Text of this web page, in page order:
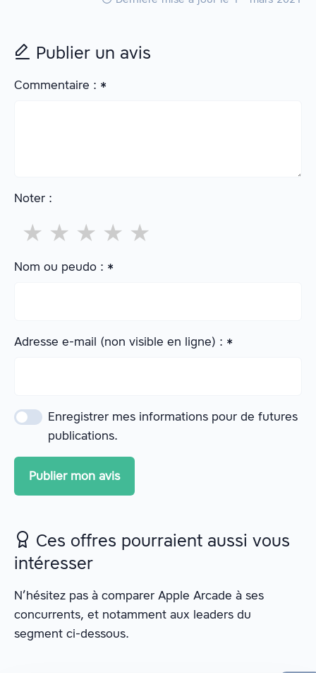
Publier un avis
Commentaire : *
Noter :
★
★
★
★
★
Nom ou peudo : *
Adresse e-mail (non visible en ligne) : *
Enregistrer mes informations pour de futures
publications.
Ces offres pourraient aussi vous
intéresser
N’hésitez pas à comparer Apple Arcade à ses
concurrents, et notamment aux leaders du
segment ci-dessous.